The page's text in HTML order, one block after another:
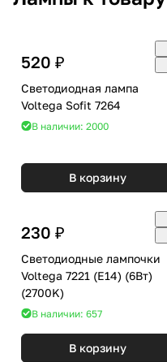
520 ₽
Светодиодная лампа
Voltega Sofit 7264
В наличии: 2000
В корзину
230 ₽
Светодиодные лампочки
Voltega 7221 (E14) (6Вт)
(2700K)
В наличии: 657
В корзину